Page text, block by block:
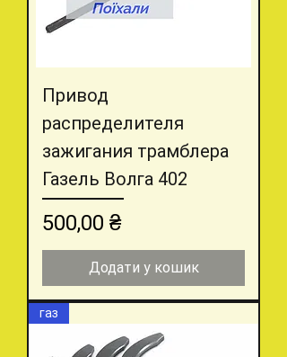
Привод
распределителя
зажигания трамблера
Газель Волга 402
Ціна
500,00 ₴
Додати у кошик
газ